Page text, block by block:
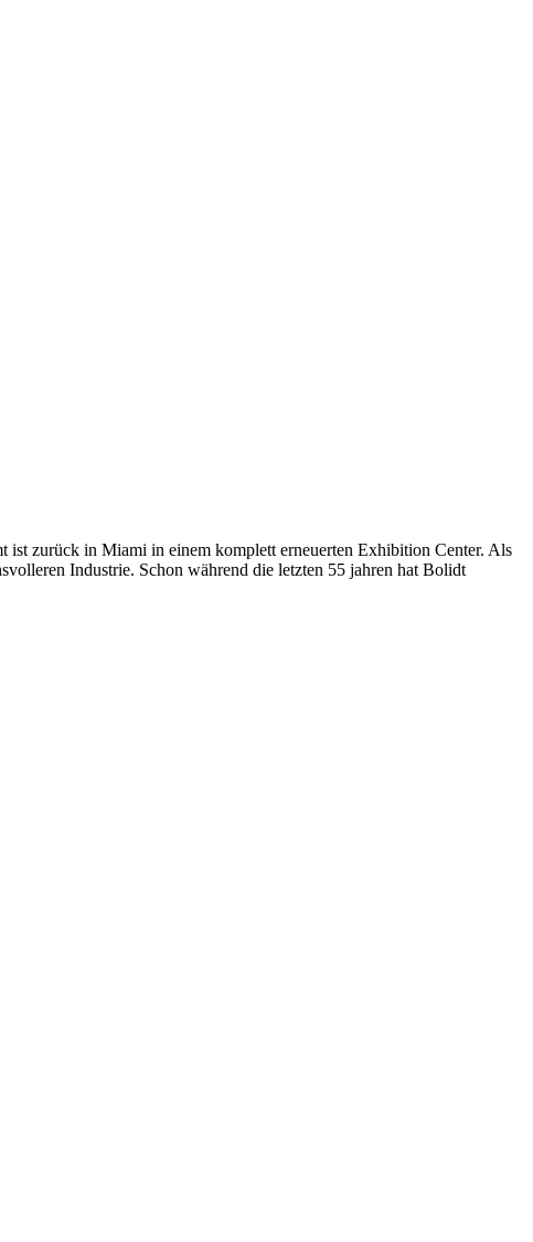
ist zurück in Miami in einem komplett erneuerten Exhibition Center. Als
Industrie. Schon während die letzten 55 jahren hat Bolidt